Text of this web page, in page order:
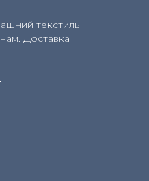
текстиль
Доставка